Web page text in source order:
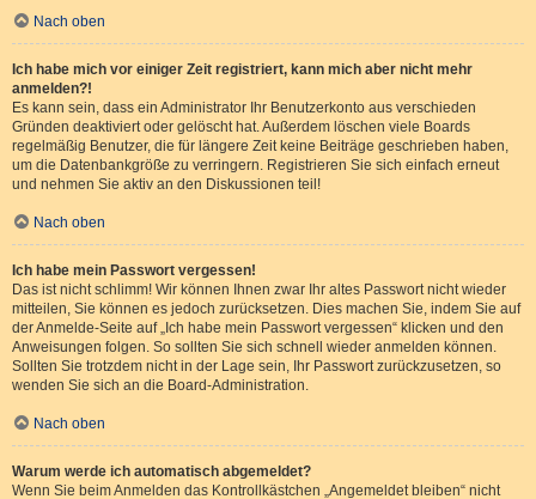
Nach oben
Ich habe mich vor einiger Zeit registriert, kann mich aber nicht mehr
anmelden?!
Es kann sein, dass ein Administrator Ihr Benutzerkonto aus verschieden
Gründen deaktiviert oder gelöscht hat. Außerdem löschen viele Boards
regelmäßig Benutzer, die für längere Zeit keine Beiträge geschrieben haben,
um die Datenbankgröße zu verringern. Registrieren Sie sich einfach erneut
und nehmen Sie aktiv an den Diskussionen teil!
Nach oben
Ich habe mein Passwort vergessen!
Das ist nicht schlimm! Wir können Ihnen zwar Ihr altes Passwort nicht wieder
mitteilen, Sie können es jedoch zurücksetzen. Dies machen Sie, indem Sie auf
der Anmelde-Seite auf „Ich habe mein Passwort vergessen“ klicken und den
Anweisungen folgen. So sollten Sie sich schnell wieder anmelden können.
Sollten Sie trotzdem nicht in der Lage sein, Ihr Passwort zurückzusetzen, so
wenden Sie sich an die Board-Administration.
Nach oben
Warum werde ich automatisch abgemeldet?
Wenn Sie beim Anmelden das Kontrollkästchen „Angemeldet bleiben“ nicht